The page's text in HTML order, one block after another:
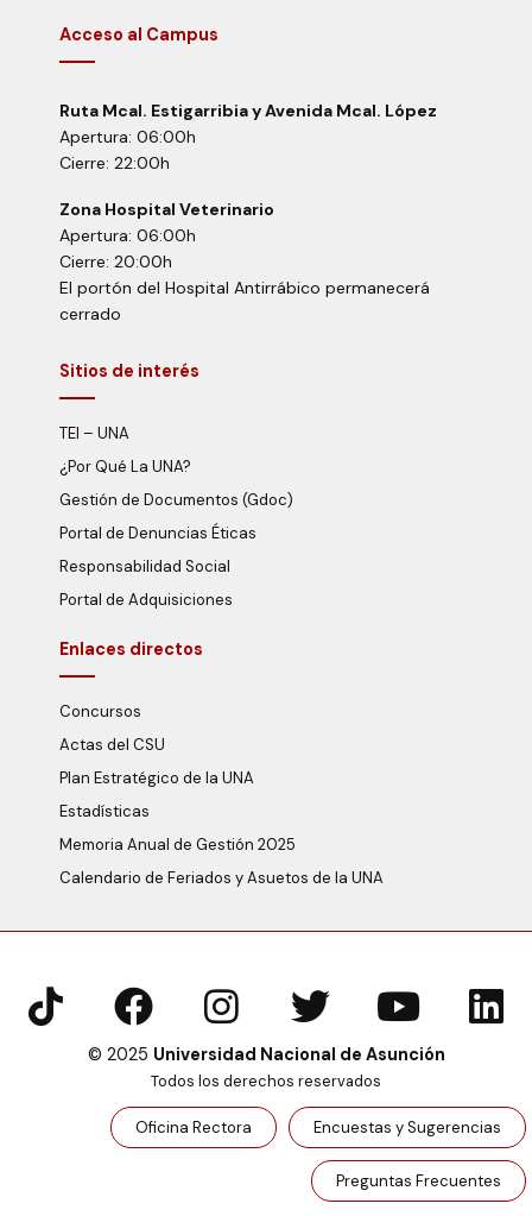
Acceso al Campus
Ruta Mcal. Estigarribia y Avenida Mcal. López
Apertura: 06:00h
Cierre: 22:00h
Zona Hospital Veterinario
Apertura: 06:00h
Cierre: 20:00h
El portón del Hospital Antirrábico permanecerá
cerrado
Sitios de interés
TEI – UNA
¿Por Qué La UNA?
Gestión de Documentos (Gdoc)
Portal de Denuncias Éticas
Responsabilidad Social
Portal de Adquisiciones
Enlaces directos
Concursos
Actas del CSU
Plan Estratégico de la UNA
Estadísticas
Memoria Anual de Gestión 2025
Calendario de Feriados y Asuetos de la UNA
© 2025 Universidad Nacional de Asunción
Todos los derechos reservados
Oficina Rectora Encuestas y Sugerencias
Preguntas Frecuentes